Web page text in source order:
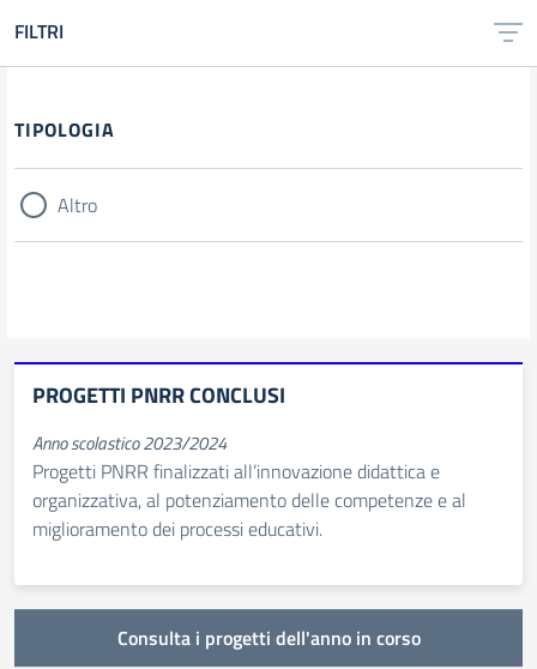
FILTRI
Filtri
TIPOLOGIA
Altro
PROGETTI PNRR CONCLUSI
Anno scolastico 2023/2024
Progetti PNRR finalizzati all’innovazione didattica e
organizzativa, al potenziamento delle competenze e al
miglioramento dei processi educativi.
Consulta i progetti dell'anno in corso